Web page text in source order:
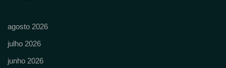
agosto 2026
julho 2026
junho 2026